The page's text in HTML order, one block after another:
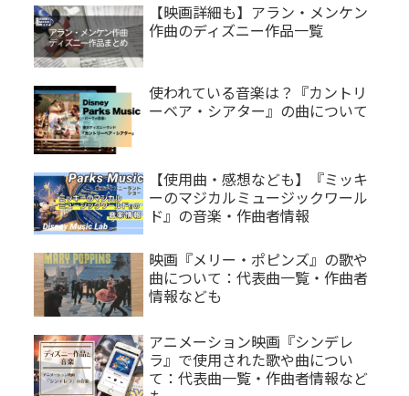
【映画詳細も】アラン・メンケン
作曲のディズニー作品一覧
使われている音楽は？『カントリ
ーベア・シアター』の曲について
【使用曲・感想なども】『ミッキ
ーのマジカルミュージックワール
ド』の音楽・作曲者情報
映画『メリー・ポピンズ』の歌や
曲について：代表曲一覧・作曲者
情報なども
アニメーション映画『シンデレ
ラ』で使用された歌や曲につい
て：代表曲一覧・作曲者情報など